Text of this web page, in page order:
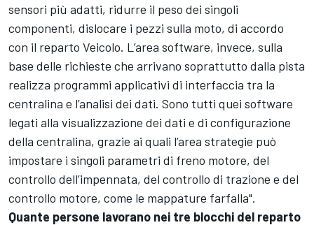
sensori più adatti, ridurre il peso dei singoli
componenti, dislocare i pezzi sulla moto, di accordo
con il reparto Veicolo. L’area software, invece, sulla
base delle richieste che arrivano soprattutto dalla pista
realizza programmi applicativi di interfaccia tra la
centralina e l’analisi dei dati. Sono tutti quei software
legati alla visualizzazione dei dati e di configurazione
della centralina, grazie ai quali l’area strategie può
impostare i singoli parametri di freno motore, del
controllo dell’impennata, del controllo di trazione e del
controllo motore, come le mappature farfalla".
Quante persone lavorano nei tre blocchi del reparto